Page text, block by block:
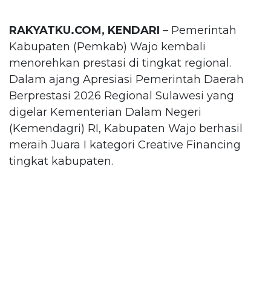
RAKYATKU.COM, KENDARI – Pemerintah
Kabupaten (Pemkab) Wajo kembali
menorehkan prestasi di tingkat regional.
Dalam ajang Apresiasi Pemerintah Daerah
Berprestasi 2026 Regional Sulawesi yang
digelar Kementerian Dalam Negeri
(Kemendagri) RI, Kabupaten Wajo berhasil
meraih Juara I kategori Creative Financing
tingkat kabupaten.